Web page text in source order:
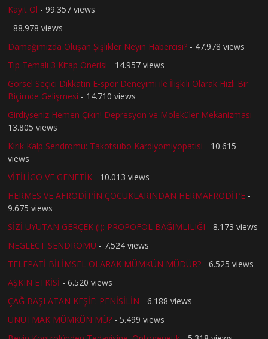
Kayıt Ol - 99.357 views
- 88.978 views
Damağımızda Oluşan Şişlikler Neyin Habercisi? - 47.978 views
Tıp Temalı 3 Kitap Önerisi - 14.957 views
Görsel Seçici Dikkatin E-spor Deneyimi ile İlişkili Olarak Hızlı Bir
Biçimde Gelişmesi - 14.710 views
Girdiyseniz Hemen Çıkın! Depresyon ve Moleküler Mekanizması -
13.805 views
Kırık Kalp Sendromu: Takotsubo Kardiyomiyopatisi - 10.615
views
VİTİLİGO VE GENETİK - 10.013 views
HERMES VE AFRODİT’İN ÇOCUKLARINDAN HERMAFRODİT’E -
9.675 views
SİZİ UYUTAN GERÇEK (!): PROPOFOL BAĞIMLILIĞI - 8.173 views
NEGLECT SENDROMU - 7.524 views
TELEPATİ BİLİMSEL OLARAK MÜMKÜN MÜDÜR? - 6.525 views
AŞKIN ETKİSİ - 6.520 views
ÇAĞ BAŞLATAN KEŞİF: PENİSİLİN - 6.188 views
UNUTMAK MÜMKÜN MÜ? - 5.499 views